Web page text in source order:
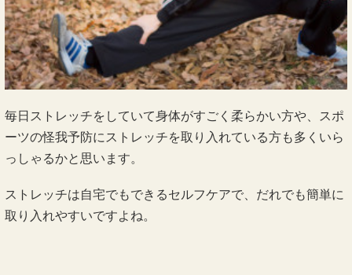
毎日ストレッチをしていて身体がすごく柔らかい方や、スポ
ーツの怪我予防にストレッチを取り入れている方も多くいら
っしゃるかと思います。
ストレッチは自宅でもできるセルフケアで、だれでも簡単に
取り入れやすいですよね。